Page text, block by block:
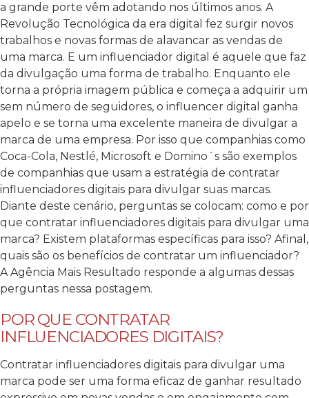
a grande porte vêm adotando nos últimos anos. A
Revolução Tecnológica da era digital fez surgir novos
trabalhos e novas formas de alavancar as vendas de
uma marca. E um influenciador digital é aquele que faz
da divulgação uma forma de trabalho. Enquanto ele
torna a própria imagem pública e começa a adquirir um
sem número de seguidores, o influencer digital ganha
apelo e se torna uma excelente maneira de divulgar a
marca de uma empresa. Por isso que companhias como
Coca-Cola, Nestlé, Microsoft e Domino´s são exemplos
de companhias que usam a estratégia de contratar
influenciadores digitais para divulgar suas marcas.
Diante deste cenário, perguntas se colocam: como e por
que contratar influenciadores digitais para divulgar uma
marca? Existem plataformas específicas para isso? Afinal,
quais são os benefícios de contratar um influenciador?
A Agência Mais Resultado responde a algumas dessas
perguntas nessa postagem.
POR QUE CONTRATAR
INFLUENCIADORES DIGITAIS?
Contratar influenciadores digitais para divulgar uma
marca pode ser uma forma eficaz de ganhar resultado